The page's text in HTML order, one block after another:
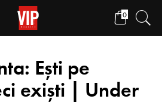
0
Eşti pe
exişti | Under